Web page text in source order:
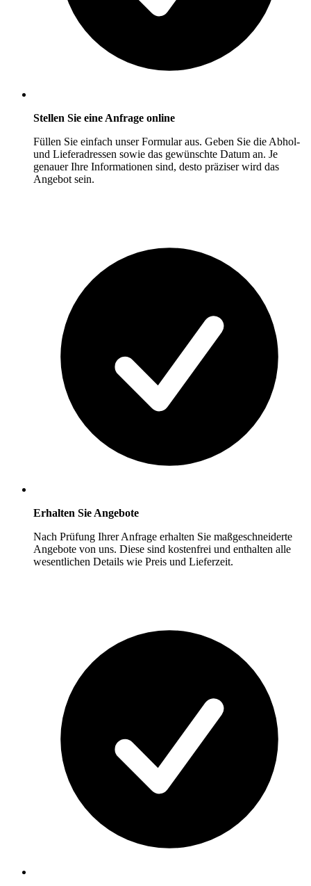
Stellen Sie eine Anfrage online
Füllen Sie einfach unser Formular aus. Geben Sie die Abhol-
und Lieferadressen sowie das gewünschte Datum an. Je
genauer Ihre Informationen sind, desto präziser wird das
Angebot sein.
Erhalten Sie Angebote
Nach Prüfung Ihrer Anfrage erhalten Sie maßgeschneiderte
Angebote von uns. Diese sind kostenfrei und enthalten alle
wesentlichen Details wie Preis und Lieferzeit.